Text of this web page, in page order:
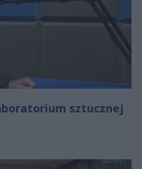
sztucznej